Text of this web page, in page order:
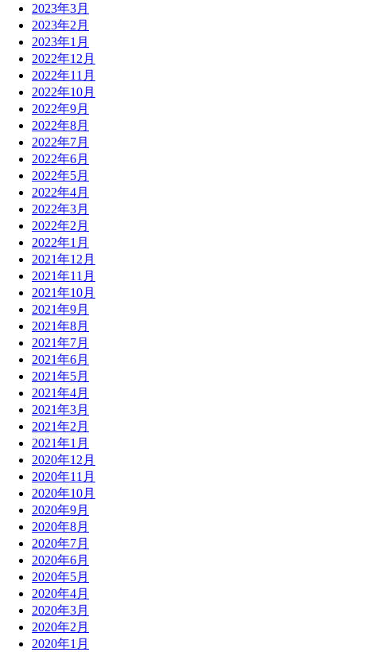
2023年3月
2023年2月
2023年1月
2022年12月
2022年11月
2022年10月
2022年9月
2022年8月
2022年7月
2022年6月
2022年5月
2022年4月
2022年3月
2022年2月
2022年1月
2021年12月
2021年11月
2021年10月
2021年9月
2021年8月
2021年7月
2021年6月
2021年5月
2021年4月
2021年3月
2021年2月
2021年1月
2020年12月
2020年11月
2020年10月
2020年9月
2020年8月
2020年7月
2020年6月
2020年5月
2020年4月
2020年3月
2020年2月
2020年1月